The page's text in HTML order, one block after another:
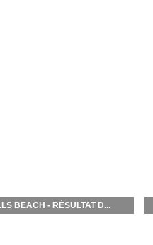
BEACH - RÉSULTAT D...